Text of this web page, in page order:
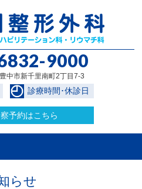
9000
中市新千里南町2丁目7-3
診療時間･休診日
予約はこちら
らせ